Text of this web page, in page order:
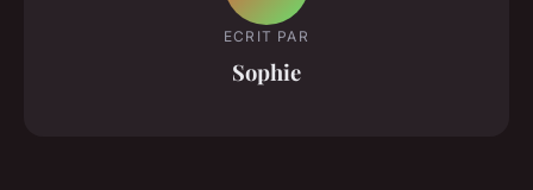
ECRIT PAR
Sophie